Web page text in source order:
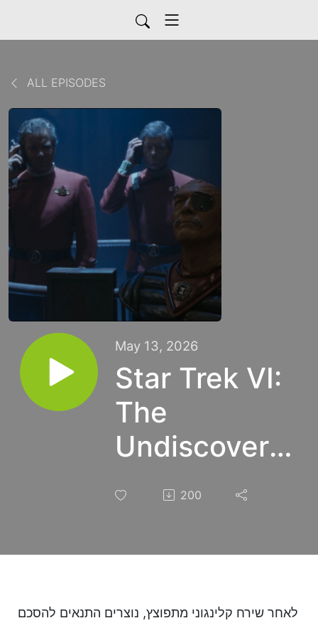
ALL EPISODES
May 13, 2026
Star Trek VI:
The
Undiscovered
Country
200
לאחר שירח קלינגוני מתפוצץ, נוצרים התנאים להסכם